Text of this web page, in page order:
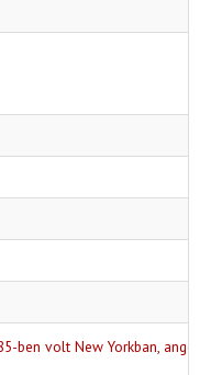
ben volt New Yorkban, angol